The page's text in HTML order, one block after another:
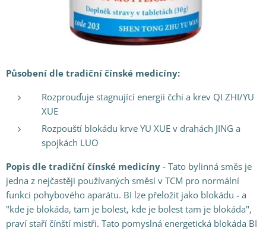
Působení dle tradiční čínské medicíny:
Rozprouďuje stagnující energii čchi a krev QI ZHI/YU
XUE
Rozpouští blokádu krve YU XUE v drahách JING a
spojkách LUO
Popis dle tradiční čínské medicíny - Tato bylinná směs je
jedna z nejčastěji používaných směsí v TCM pro normální
funkci pohybového aparátu. BI lze přeložit jako blokádu - a
"kde je blokáda, tam je bolest, kde je bolest tam je blokáda",
praví staří čínští mistři. Tato pomyslná energetická blokáda BI